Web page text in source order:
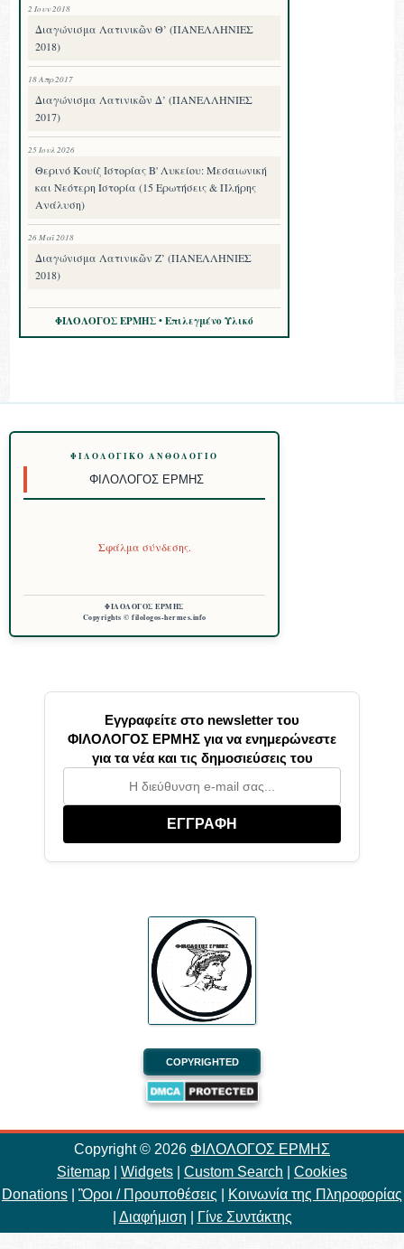
2 Ιουν 2018
Διαγώνισμα Λατινικῶν Θ’ (ΠΑΝΕΛΛΗΝΙΕΣ
2018)
18 Απρ 2017
Διαγώνισμα Λατινικῶν Δ’ (ΠΑΝΕΛΛΗΝΙΕΣ
2017)
25 Ιουλ 2026
Θερινό Κουίζ Ιστορίας Β' Λυκείου: Μεσαιωνική
και Νεότερη Ιστορία (15 Ερωτήσεις & Πλήρης
Ανάλυση)
26 Μαΐ 2018
Διαγώνισμα Λατινικῶν Ζ’ (ΠΑΝΕΛΛΗΝΙΕΣ
2018)
ΦΙΛΟΛΟΓΟΣ ΕΡΜΗΣ • Επιλεγμένο Υλικό
ΦΙΛΟΛΟΓΙΚΌ ΑΝΘΟΛΌΓΙΟ
ΦΙΛΌΛΟΓΟΣ ΕΡΜΉΣ
Σφάλμα σύνδεσης.
ΦΙΛΟΛΟΓΟΣ ΕΡΜΗΣ
Copyrights © filologos-hermes.info
Εγγραφείτε στο newsletter του
ΦΙΛΟΛΟΓΟΣ ΕΡΜΗΣ για να ενημερώνεστε
για τα νέα και τις δημοσιεύσεις του
ΕΓΓΡΑΦΗ
COPYRIGHTED
Copyright © 2026 ΦΙΛΟΛΟΓΟΣ ΕΡΜΗΣ
Sitemap
Widgets Custom Search
Cookies
Donations
Ὃροι / Προυποθέσεις
Κοινωνία της Πληροφορίας
Διαφήμιση Γίνε Συντάκτης